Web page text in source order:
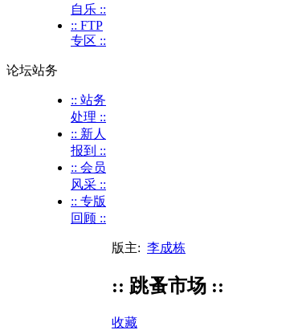
自乐 ::
:: FTP
专区 ::
论坛站务
:: 站务
处理 ::
:: 新人
报到 ::
:: 会员
风采 ::
:: 专版
回顾 ::
版主: 李成栋
:: 跳蚤市场 ::
收藏